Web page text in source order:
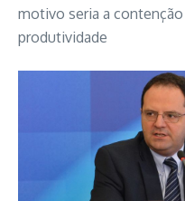
motivo seria a
produtividade